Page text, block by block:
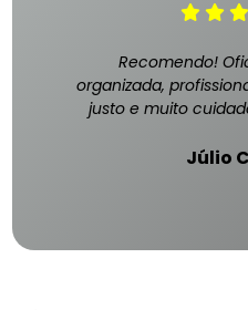
Recomendo!
organizada,
justo e muito
Júlio